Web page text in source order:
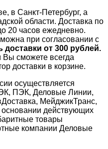
в Санкт-Петербург, а
области. Доставка по
20 часов ежедневно.
при согласовании с
доставки от 300 рублей.
Вы сможете всегда
доставки в корзине.
осуществляется
ПЭК, Деловые Линии,
МейджикТранс,
действующих
товары
компании Деловые